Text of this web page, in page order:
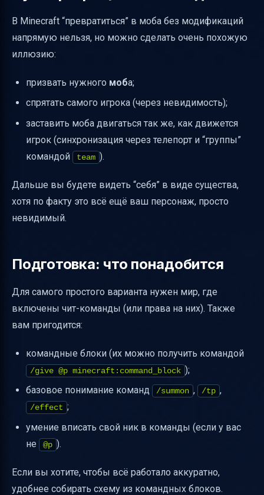
/summon
Важные нюансы, чтобы всё работало
Итог: как стать мобом без модов
В Minecraft “превратиться” в моба без модификаций
напрямую нельзя, но можно сделать очень похожую
иллюзию:
призвать нужного моба;
спрятать самого игрока (через невидимость);
заставить моба двигаться так же, как движется
игрок (синхронизация через телепорт и “группы”
командой
team ).
Дальше вы будете видеть “себя” в виде существа,
хотя по факту это всё ещё ваш персонаж, просто
невидимый.
Подготовка: что понадобится
Для самого простого варианта нужен мир, где
включены чит-команды (или права на них). Также
вам пригодится:
командные блоки (их можно получить командой
/give @p minecraft:command_block );
базовое понимание команд
/summon , /tp ,
/effect ;
умение вписать свой ник в команды (если у вас
не
@p ).
Если вы хотите, чтобы всё работало аккуратно,
удобнее собирать схему из командных блоков.